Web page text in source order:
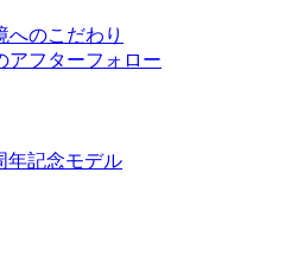
へのこだわり
アフターフォロー
年記念モデル